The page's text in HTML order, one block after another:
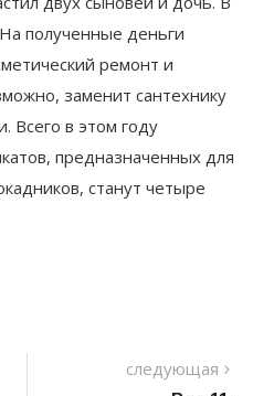
из туристической поездки
двух сыновей и дочь. В
полученные деньги
ремонт и
заменит сантехнику
Всего в этом году
предназначенных для